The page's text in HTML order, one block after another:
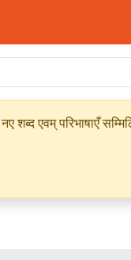
एवम् परिभाषाएँ